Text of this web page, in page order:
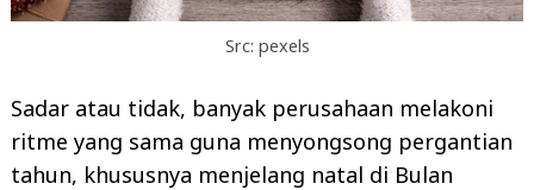
Src: pexels
Sadar atau tidak, banyak perusahaan melakoni
ritme yang sama guna menyongsong pergantian
tahun, khususnya menjelang natal di Bulan